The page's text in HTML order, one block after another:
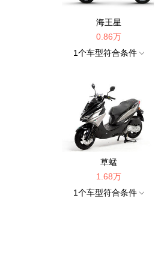
海王星
0.86万
1个车型符合条件
草蜢
1.68万
1个车型符合条件